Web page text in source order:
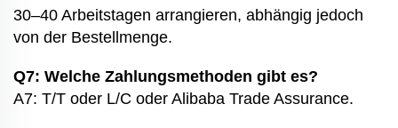
30–40 Arbeitstagen arrangieren, abhängig jedoch
von der Bestellmenge.
Q7: Welche Zahlungsmethoden gibt es?
A7: T/T oder L/C oder Alibaba Trade Assurance.